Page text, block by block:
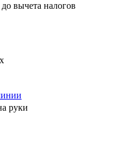
до вычета налогов
руки